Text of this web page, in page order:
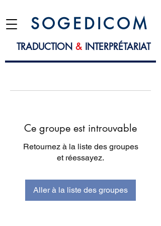
S O G E D I C O M
TRADUCTION &INTERPRÉTARIAT
Ce groupe est introuvable
Retournez à la liste des groupes
et réessayez.
Aller à la liste des groupes